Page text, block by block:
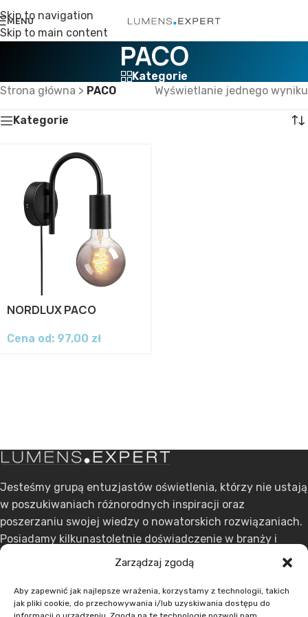
Zarządzaj zgodą
Aby zapewnić jak najlepsze wrażenia, korzystamy z technologii, takich
jak pliki cookie, do przechowywania i/lub uzyskiwania dostępu do
Skip to navigation
Skip to main content
MENU
PACO
Kategorie
Strona główna > PACO Wyświetlanie jednego wyniku
Kategorie
NORDLUX PACO
Cena od: 97,00 zł
Jesteśmy grupą entuzjastów oświetlenia, którzy nie ustają
w poszukiwaniach różnorodnych inspiracji oraz
poszerzaniu swojej wiedzy o nowatorskich rozwiązaniach.
Posiadamy kilkunastoletnie doświadczenie w branży i
stawiamy na ciągły rozwój.
ul. Dąbrowskiego 301, 60-406 Poznań
+48 608 636 580